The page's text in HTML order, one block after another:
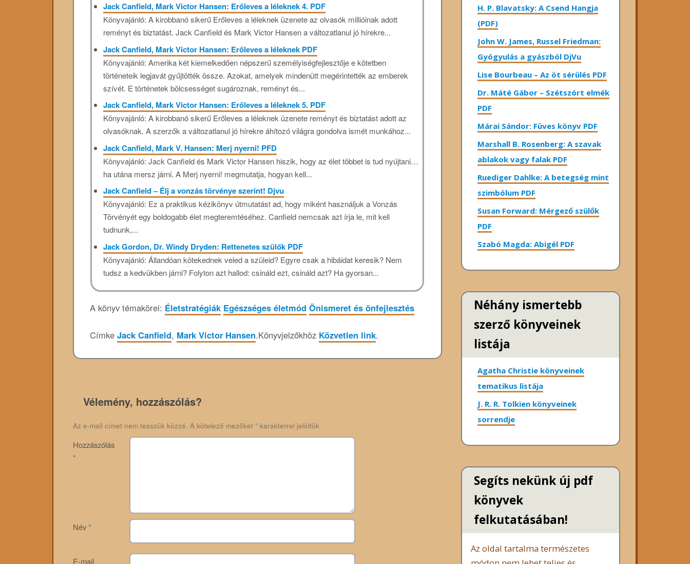
Jack Canfield, Mark Victor Hansen: Erőleves a léleknek 4. PDF
Könyvajánló: A kirobbanó sikerű Erőleves a léleknek üzenete az olvasók millióinak adott
reményt és biztatást. Jack Canfield és Mark Victor Hansen a változatlanul jó hírekre...
Jack Canfield, Mark Victor Hansen: Erőleves a léleknek PDF
Könyvajánló: Amerika két kiemelkedően népszerű személyiségfejlesztője e kötetben
történeteik legjavát gyűjtötték össze. Azokat, amelyek mindenütt megérintették az emberek
szívét. E történetek bölcsességet sugároznak, reményt és...
Jack Canfield, Mark Victor Hansen: Erőleves a léleknek 5. PDF
Könyvajánló: A kirobbanó sikerű Erőleves a léleknek üzenete reményt és biztatást adott az
olvasóknak. A szerzők a változatlanul jó hírekre áhítozó világra gondolva ismét munkához...
Jack Canfield, Mark V. Hansen: Merj nyerni! PFD
Könyvajánló: Jack Canfield és Mark Victor Hansen hiszik, hogy az élet többet is tud nyújtani…
ha utána mersz járni. A Merj nyerni! megmutatja, hogyan kell...
Jack Canfield – Élj a vonzás törvénye szerint! Djvu
Könyvajánló: Ez a praktikus kézikönyv útmutatást ad, hogy miként használjuk a Vonzás
Törvényét egy boldogabb élet megteremtéséhez. Canfield nemcsak azt írja le, mit kell
tudnunk,...
Jack Gordon, Dr. Windy Dryden: Rettenetes szülők PDF
Könyvajánló: Állandóan kötekednek veled a szüleid? Egyre csak a hibáidat keresik? Nem
tudsz a kedvükben járni? Folyton azt hallod: csináld ezt, csináld azt? Ha gyorsan...
A könyv témakörei: Életstratégiák Egészséges életmód Önismeret és önfejlesztés
Címke Jack Canfield, Mark Victor Hansen.Könyvjelzőkhöz Közvetlen link.
Vélemény, hozzászólás?
Az e-mail címet nem tesszük közzé. A kötelező mezőket *karakterrel jelöltük
Hozzászólás
*
Név*
E-mail
H. P. Blavatsky: A Csend Hangja
(PDF)
John W. James, Russel Friedman:
Gyógyulás a gyászból DjVu
Lise Bourbeau – Az öt sérülés PDF
Dr. Máté Gábor – Szétszórt elmék
PDF
Márai Sándor: Füves könyv PDF
Marshall B. Rosenberg: A szavak
ablakok vagy falak PDF
Ruediger Dahlke: A betegség mint
szimbólum PDF
Susan Forward: Mérgező szülők
PDF
Szabó Magda: Abigél PDF
Néhány ismertebb
szerző könyveinek
listája
Agatha Christie könyveinek
tematikus listája
J. R. R. Tolkien könyveinek
sorrendje
Segíts nekünk új pdf
könyvek
felkutatásában!
Az oldal tartalma természetes